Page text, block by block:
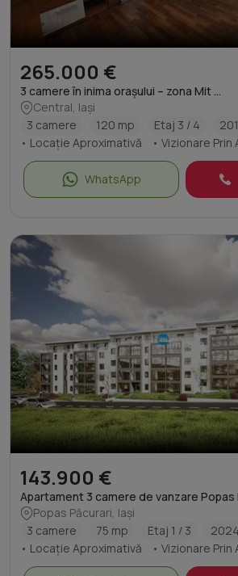
265.000 €
3 camere în inima orașului – zona Mit ...
Central, Iași
3 camere
120 mp Etaj 3 / 4
• Locație Aproximativă
• Vizionare Prin
WhatsApp
143.900 €
Apartament 3 camere de vanzare Popas
Popas Păcurari, Iași
3 camere
75 mp Etaj 1 / 3
• Locație Aproximativă
• Vizionare Prin